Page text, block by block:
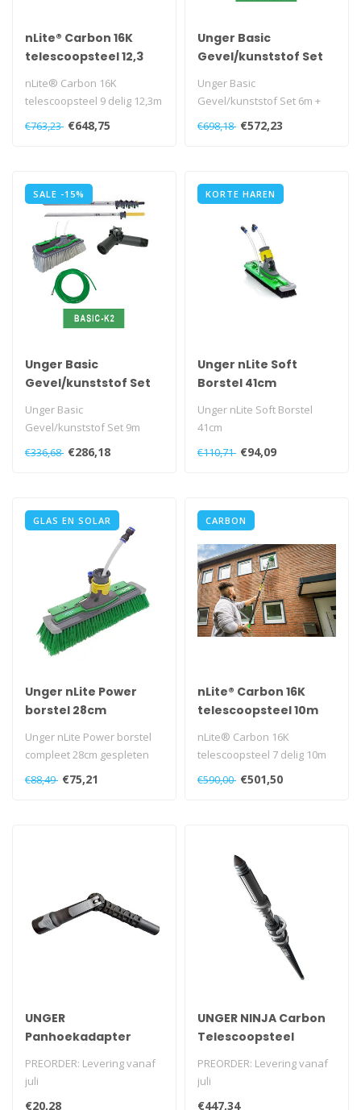
nLite® Carbon 16K
telescoopsteel 12,3
nLite® Carbon 16K
telescoopsteel 9 delig 12,3m
€763,23 €648,75
Unger Basic
Gevel/kunststof Set
Unger Basic
Gevel/kunststof Set 6m +
€698,18 €572,23
SALE -15%
Unger Basic
Gevel/kunststof Set
Unger Basic
Gevel/kunststof Set 9m
€336,68 €286,18
KORTE HAREN
Unger nLite Soft
Borstel 41cm
Unger nLite Soft Borstel
41cm
€110,71 €94,09
GLAS EN SOLAR
Unger nLite Power
borstel 28cm
Unger nLite Power borstel
compleet 28cm gespleten
€88,49 €75,21
CARBON
nLite® Carbon 16K
telescoopsteel 10m
nLite® Carbon 16K
telescoopsteel 7 delig 10m
€590,00 €501,50
UNGER
Panhoekadapter
PREORDER: Levering vanaf
juli
Hoekadapter van 26 cm
€20,28
UNGER NINJA Carbon
Telescoopsteel
PREORDER: Levering vanaf
juli
Lichte, sterke
€447,34